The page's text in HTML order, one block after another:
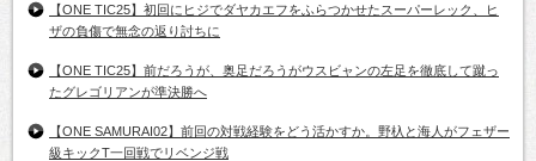
【ONE TIC25】初回にヒジでダヤカエフをふらつかせたスーパーレック、ヒ
ザの負傷で無念の返り討ちに
【ONE TIC25】前だろうが、奥足だろうがウスビャンの左足を徹底して蹴っ
たグレゴリアンが準決勝へ
【ONE SAMURAI02】前回の対戦経験をどう活かすか。野杁と海人がフェザー
級キックT一回戦でリベンジ戦